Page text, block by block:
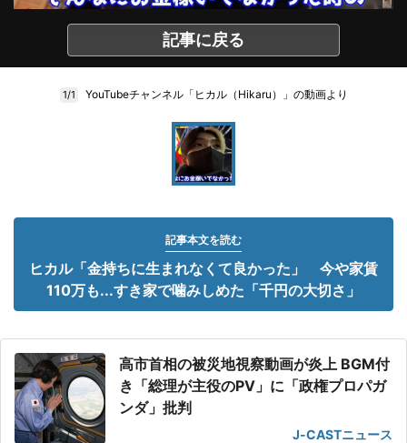
記事に戻る
1/1 YouTubeチャンネル「ヒカル（Hikaru）」の動画より
記事本文を読む
ヒカル「金持ちに生まれなくて良かった」 今や家賃
110万も...すき家で噛みしめた「千円の大切さ」
高市首相の被災地視察動画が炎上 BGM付
き「総理が主役のPV」に「政権プロパガ
ンダ」批判
J-CASTニュース